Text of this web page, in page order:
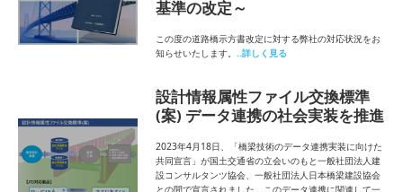
基準の改定～
この度の道路橋示方書改定に対する弊社の対応状況をお
知らせいたします。
..詳しく見る
設計情報属性ファイル交換標準
(案) データ連携の社会実装を推進
2023年4月18日、「橋梁技術のデータ連携実装に向けた
共同宣言」が国土交通省の立会いのもと一般社団法人建
設コンサルタンツ協会、一般社団法人日本橋梁建設協会
との間で宣言されました。このデータ連携に関連して一